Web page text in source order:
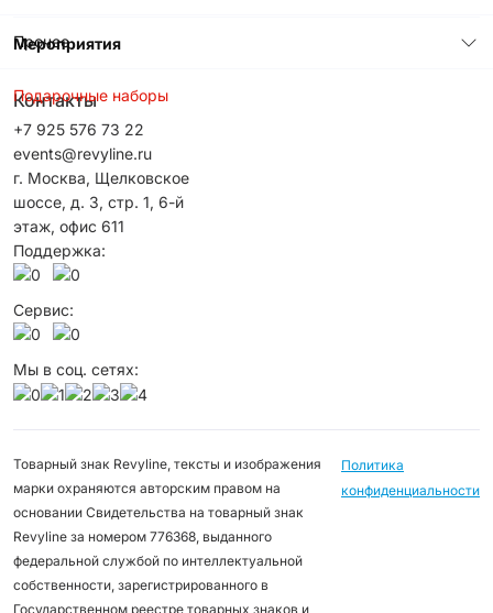
Прочее
Подарочные наборы
Мероприятия
Контакты
+7 925 576 73 22
events@revyline.ru
г. Москва, Щелковское
шоссе, д. 3, стр. 1, 6-й
этаж, офис 611
Поддержка:
Сервис:
Мы в соц. сетях:
Товарный знак Revyline, тексты и изображения
марки охраняются авторским правом на
основании Свидетельства на товарный знак
Revyline за номером 776368, выданного
федеральной службой по интеллектуальной
собственности, зарегистрированного в
Государственном реестре товарных знаков и
Политика
конфиденциальности